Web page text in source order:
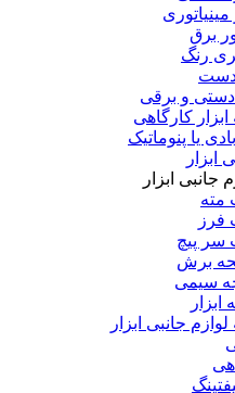
برق
رنگ
دستی و برقی
کارگاهی
یا پنوماتیک
ابزار
جانبی ابزار
پیچ
برش
سیمی
ابزار
جانبی ابزار